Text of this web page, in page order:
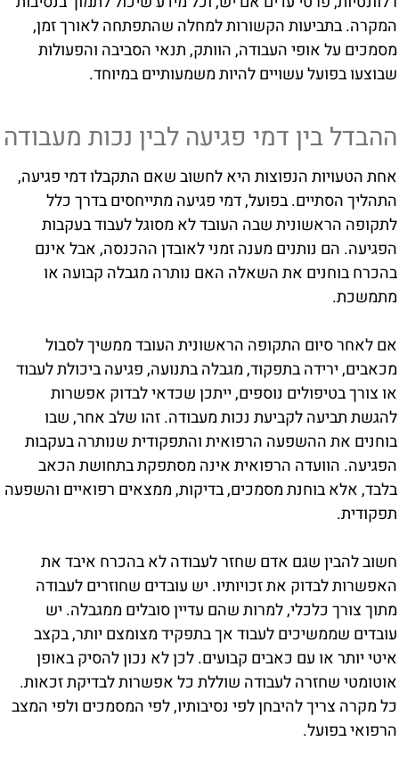
המקרה. בתביעות הקשורות למחלה שהתפתחה לאורך זמן,
מסמכים על אופי העבודה, הוותק, תנאי הסביבה והפעולות
שבוצעו בפועל עשויים להיות משמעותיים במיוחד.
ההבדל בין דמי פגיעה לבין נכות מעבודה
אחת הטעויות הנפוצות היא לחשוב שאם התקבלו דמי פגיעה,
התהליך הסתיים. בפועל, דמי פגיעה מתייחסים בדרך כלל
לתקופה הראשונית שבה העובד לא מסוגל לעבוד בעקבות
הפגיעה. הם נותנים מענה זמני לאובדן ההכנסה, אבל אינם
בהכרח בוחנים את השאלה האם נותרה מגבלה קבועה או
מתמשכת.
אם לאחר סיום התקופה הראשונית העובד ממשיך לסבול
מכאבים, ירידה בתפקוד, מגבלה בתנועה, פגיעה ביכולת לעבוד
או צורך בטיפולים נוספים, ייתכן שכדאי לבדוק אפשרות
להגשת תביעה לקביעת נכות מעבודה. זהו שלב אחר, שבו
בוחנים את ההשפעה הרפואית והתפקודית שנותרה בעקבות
הפגיעה. הוועדה הרפואית אינה מסתפקת בתחושת הכאב
בלבד, אלא בוחנת מסמכים, בדיקות, ממצאים רפואיים והשפעה
תפקודית.
חשוב להבין שגם אדם שחזר לעבודה לא בהכרח איבד את
האפשרות לבדוק את זכויותיו. יש עובדים שחוזרים לעבודה
מתוך צורך כלכלי, למרות שהם עדיין סובלים ממגבלה. יש
עובדים שממשיכים לעבוד אך בתפקיד מצומצם יותר, בקצב
איטי יותר או עם כאבים קבועים. לכן לא נכון להסיק באופן
אוטומטי שחזרה לעבודה שוללת כל אפשרות לבדיקת זכאות.
כל מקרה צריך להיבחן לפי נסיבותיו, לפי המסמכים ולפי המצב
הרפואי בפועל.